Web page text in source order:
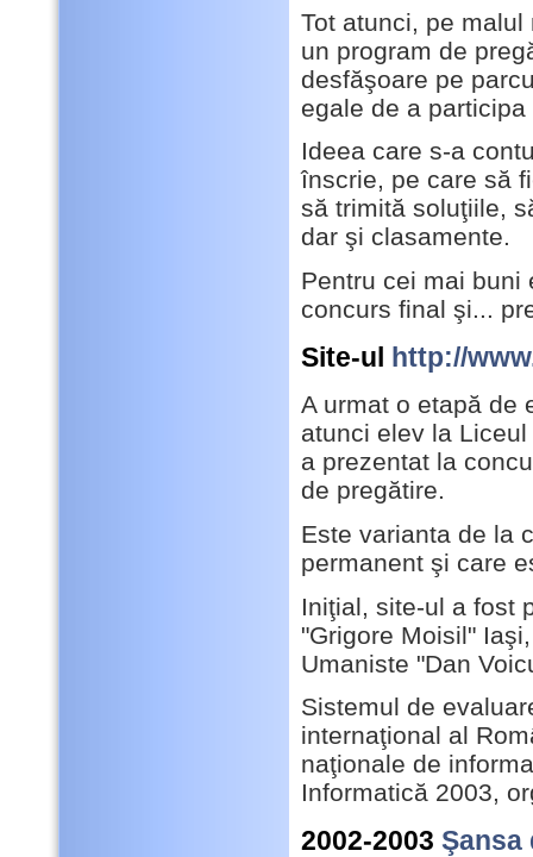
Tot atunci, pe
un program de
desfăşoare pe
egale de a
Ideea care s-a
înscrie, pe care să
să trimită soluţiile,
dar şi clasamente.
Pentru cei mai buni
concurs final şi...
Site-ul http://
A urmat o etapă de
atunci elev la
a prezentat la
de pregătire.
Este varianta de la
permanent şi care
Iniţial, site-ul a fost
"Grigore Moisil"
Umaniste "Dan
Sistemul de
internaţional al
naţionale de
Informatică 2003,
2002-2003Şansa